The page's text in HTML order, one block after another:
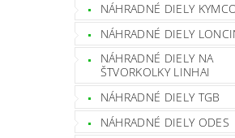
NÁHRADNÉ DIELY
NÁHRADNÉ DIELY
NÁHRADNÉ DIELY NA
ŠTVORKOLKY LINHAI
NÁHRADNÉ DIELY TGB
NÁHRADNÉ DIELY ODES